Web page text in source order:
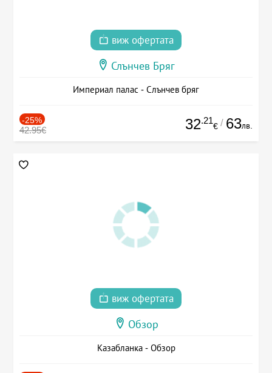
виж офертата
Слънчев Бряг
Империал палас - Слънчев бряг
-25%
42.95€ 32.21
€ / 63лв.
виж офертата
Обзор
Казабланка - Обзор